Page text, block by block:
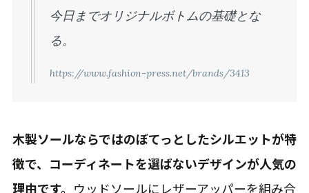
今日までオリジナルボトムの基礎とな
る。
https://www.fashion-press.net/brands/3413
木製ソールならではのぼてっとしたシルエットが特
徴で、コーディネートを選ばないデザインが人気の
理由です。 ウッドソールにレザーアッパーを組み合